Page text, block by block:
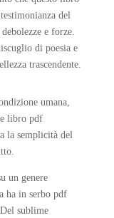
del
e forze.
di poesia e
trascendente.
umana,
libro pdf
la semplicità del
un genere
ha in serbo pdf
sublime